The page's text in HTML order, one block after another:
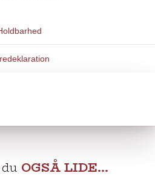
OGSÅ LIDE…